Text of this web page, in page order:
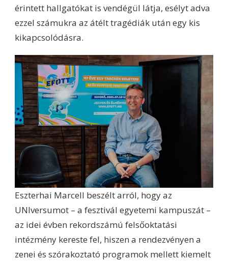
érintett hallgatókat is vendégül látja, esélyt adva
ezzel számukra az átélt tragédiák után egy kis
kikapcsolódásra.
Eszterhai Marcell beszélt arról, hogy az
UNIversumot – a fesztivál egyetemi kampuszát –
az idei évben rekordszámú felsőoktatási
intézmény kereste fel, hiszen a rendezvényen a
zenei és szórakoztató programok mellett kiemelt